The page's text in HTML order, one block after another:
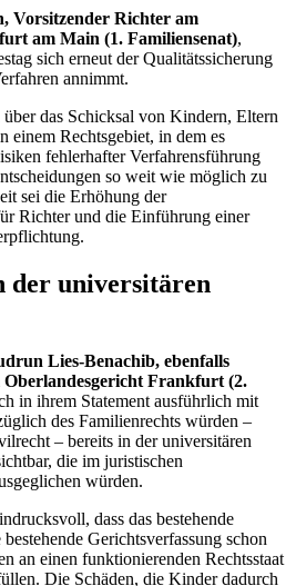
Vorsitzender Richter am
am Main (1. Familiensenat),
sich erneut der Qualitätssicherung
annimmt.
das Schicksal von Kindern, Eltern
einem Rechtsgebiet, in dem es
fehlerhafter Verfahrensführung
so weit wie möglich zu
sei die Erhöhung der
Richter und die Einführung einer
der universitären
Lies-Benachib, ebenfalls
Frankfurt (2.
in ihrem Statement ausführlich mit
des Familienrechts würden –
– bereits in der universitären
die im juristischen
würden.
dass das bestehende
Gerichtsverfassung schon
an einen funktionierenden Rechtsstaat
Die Schäden, die Kinder dadurch